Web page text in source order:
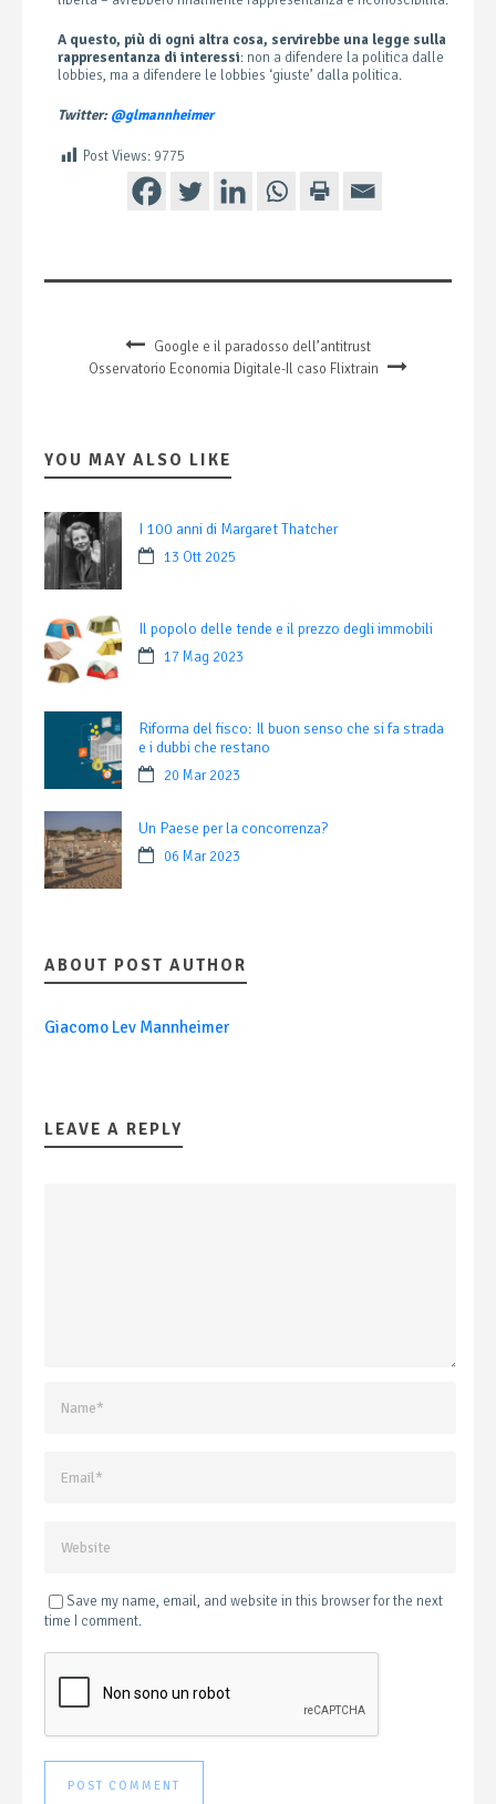
A questo, più di ogni altra cosa, servirebbe una legge sulla
rappresentanza di interessi: non a difendere la politica dalle
lobbies, ma a difendere le lobbies ‘giuste’ dalla politica.
Twitter:@glmannheimer
Post Views: 9775
Google e il paradosso dell’antitrust
Osservatorio Economia Digitale-Il caso Flixtrain
YOU MAY ALSO LIKE
I 100 anni di Margaret Thatcher
13 Ott 2025
Il popolo delle tende e il prezzo degli immobili
17 Mag 2023
Riforma del fisco: Il buon senso che si fa strada
e i dubbi che restano
20 Mar 2023
Un Paese per la concorrenza?
06 Mar 2023
ABOUT POST AUTHOR
Giacomo Lev Mannheimer
LEAVE A REPLY
Save my name, email, and website in this browser for the next
time I comment.